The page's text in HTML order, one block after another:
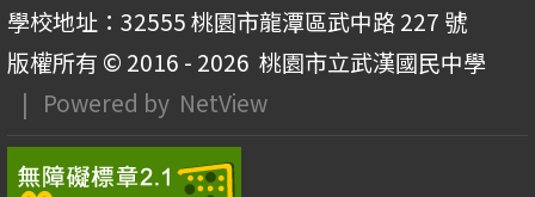
學校地址：32555 桃園市龍潭區武中路 227 號
版權所有 © 2016 - 2026 桃園市立武漢國民中學
| Powered by NetView